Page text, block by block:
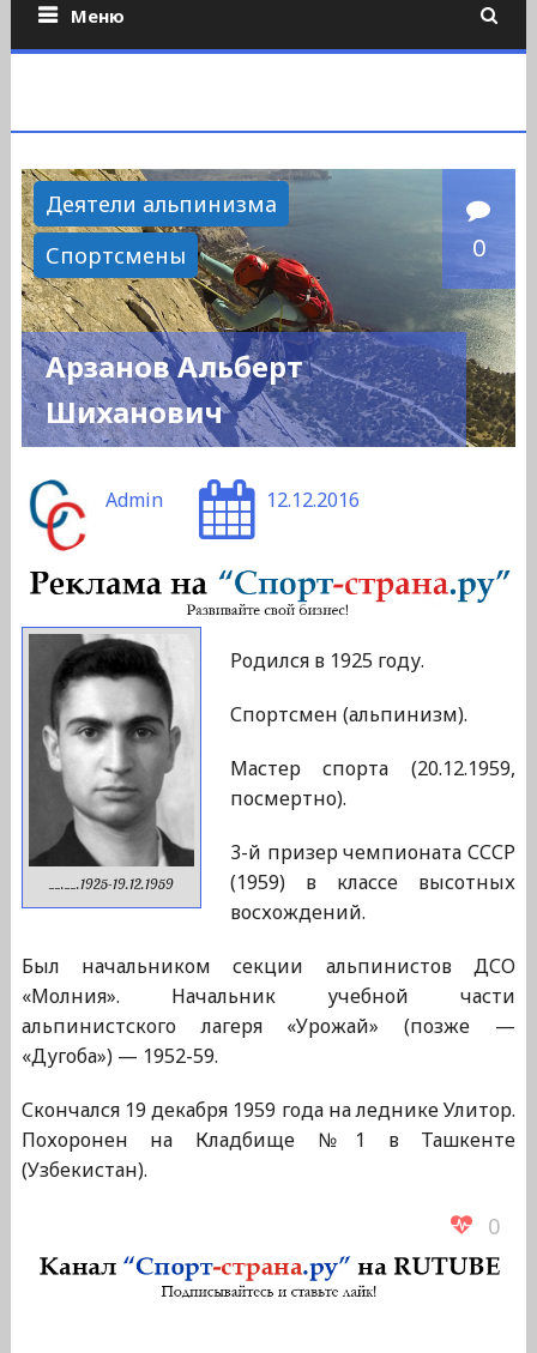
Меню
Деятели альпинизма
Спортсмены
0
Арзанов Альберт
Шиханович
Admin 12.12.2016
__.__.1925-19.12.1959
Родился в 1925 году.
Спортсмен (альпинизм).
Мастер спорта (20.12.1959,
посмертно).
3-й призер чемпионата СССР
(1959) в классе высотных
восхождений.
Был начальником секции альпинистов ДСО
«Молния». Начальник учебной части
альпинистского лагеря «Урожай» (позже —
«Дугоба») — 1952-59.
Скончался 19 декабря 1959 года на леднике Улитор.
Похоронен на Кладбище №1 в Ташкенте
(Узбекистан).
0